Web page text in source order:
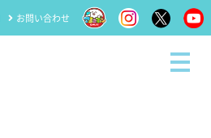
お問い合わせ